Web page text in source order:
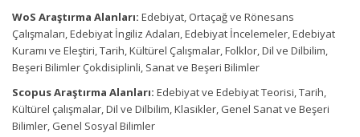
WoS Araştırma Alanları: Edebiyat, Ortaçağ ve Rönesans
Çalışmaları, Edebiyat İngiliz Adaları, Edebiyat İncelemeler, Edebiyat
Kuramı ve Eleştiri, Tarih, Kültürel Çalışmalar, Folklor, Dil ve Dilbilim,
Beşeri Bilimler Çokdisiplinli, Sanat ve Beşeri Bilimler
Scopus Araştırma Alanları: Edebiyat ve Edebiyat Teorisi, Tarih,
Kültürel çalışmalar, Dil ve Dilbilim, Klasikler, Genel Sanat ve Beşeri
Bilimler, Genel Sosyal Bilimler